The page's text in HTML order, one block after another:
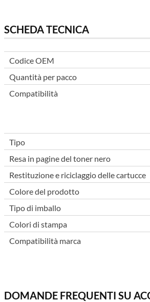
SCHEDA TECNICA
Codice OEM
Quantità per pacco
Compatibilità
Tipo
Resa in pagine del toner nero
Restituzione e riciclaggio delle cartucce
Colore del prodotto
Tipo di imballo
Colori di stampa
Compatibilità marca
DOMANDE FREQUENTI SU